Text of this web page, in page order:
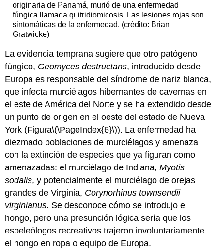
originaria de Panamá, murió de una enfermedad
fúngica llamada quitridiomicosis. Las lesiones rojas son
sintomáticas de la enfermedad. (crédito: Brian
Gratwicke)
La evidencia temprana sugiere que otro patógeno
fúngico, Geomyces destructans, introducido desde
Europa es responsable del síndrome de nariz blanca,
que infecta murciélagos hibernantes de cavernas en
el este de América del Norte y se ha extendido desde
un punto de origen en el oeste del estado de Nueva
York (Figura\(\PageIndex{6}\)). La enfermedad ha
diezmado poblaciones de murciélagos y amenaza
con la extinción de especies que ya figuran como
amenazadas: el murciélago de Indiana,Myotis
sodalis, y potencialmente el murciélago de orejas
grandes de Virginia, Corynorhinus townsendii
virginianus. Se desconoce cómo se introdujo el
hongo, pero una presunción lógica sería que los
espeleólogos recreativos trajeron involuntariamente
el hongo en ropa o equipo de Europa.